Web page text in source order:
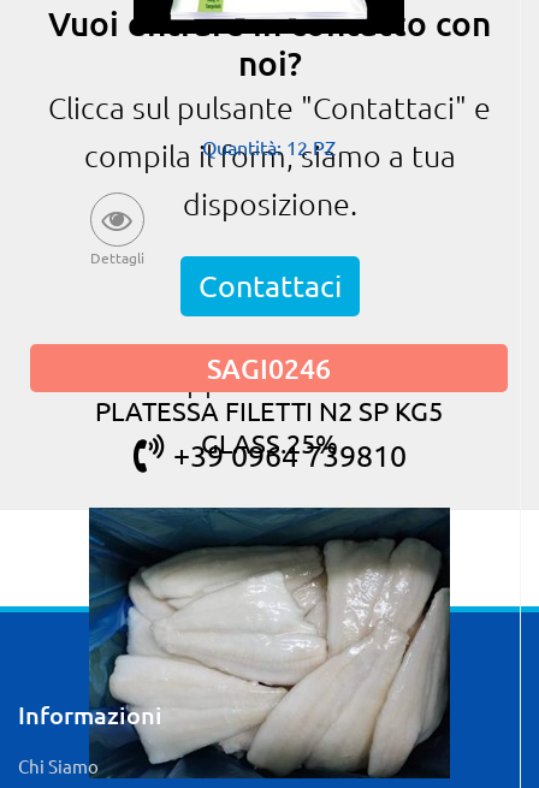
Quantità: 12 PZ
Dettagli
SAGI0246
PLATESSA FILETTI N2 SP KG5
GLASS.25%
Vuoi entrare in contatto con
noi?
Clicca sul pulsante "Contattaci" e
compila il form, siamo a tua
disposizione.
Contattaci
oppure chiama
+39 0964 739810
Informazioni
Chi Siamo